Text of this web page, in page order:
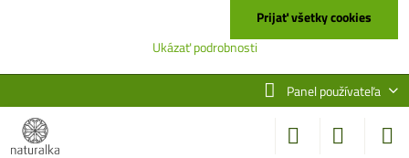
Panel používateľa
Ukázať podrobnosti
Prijať všetky cookies